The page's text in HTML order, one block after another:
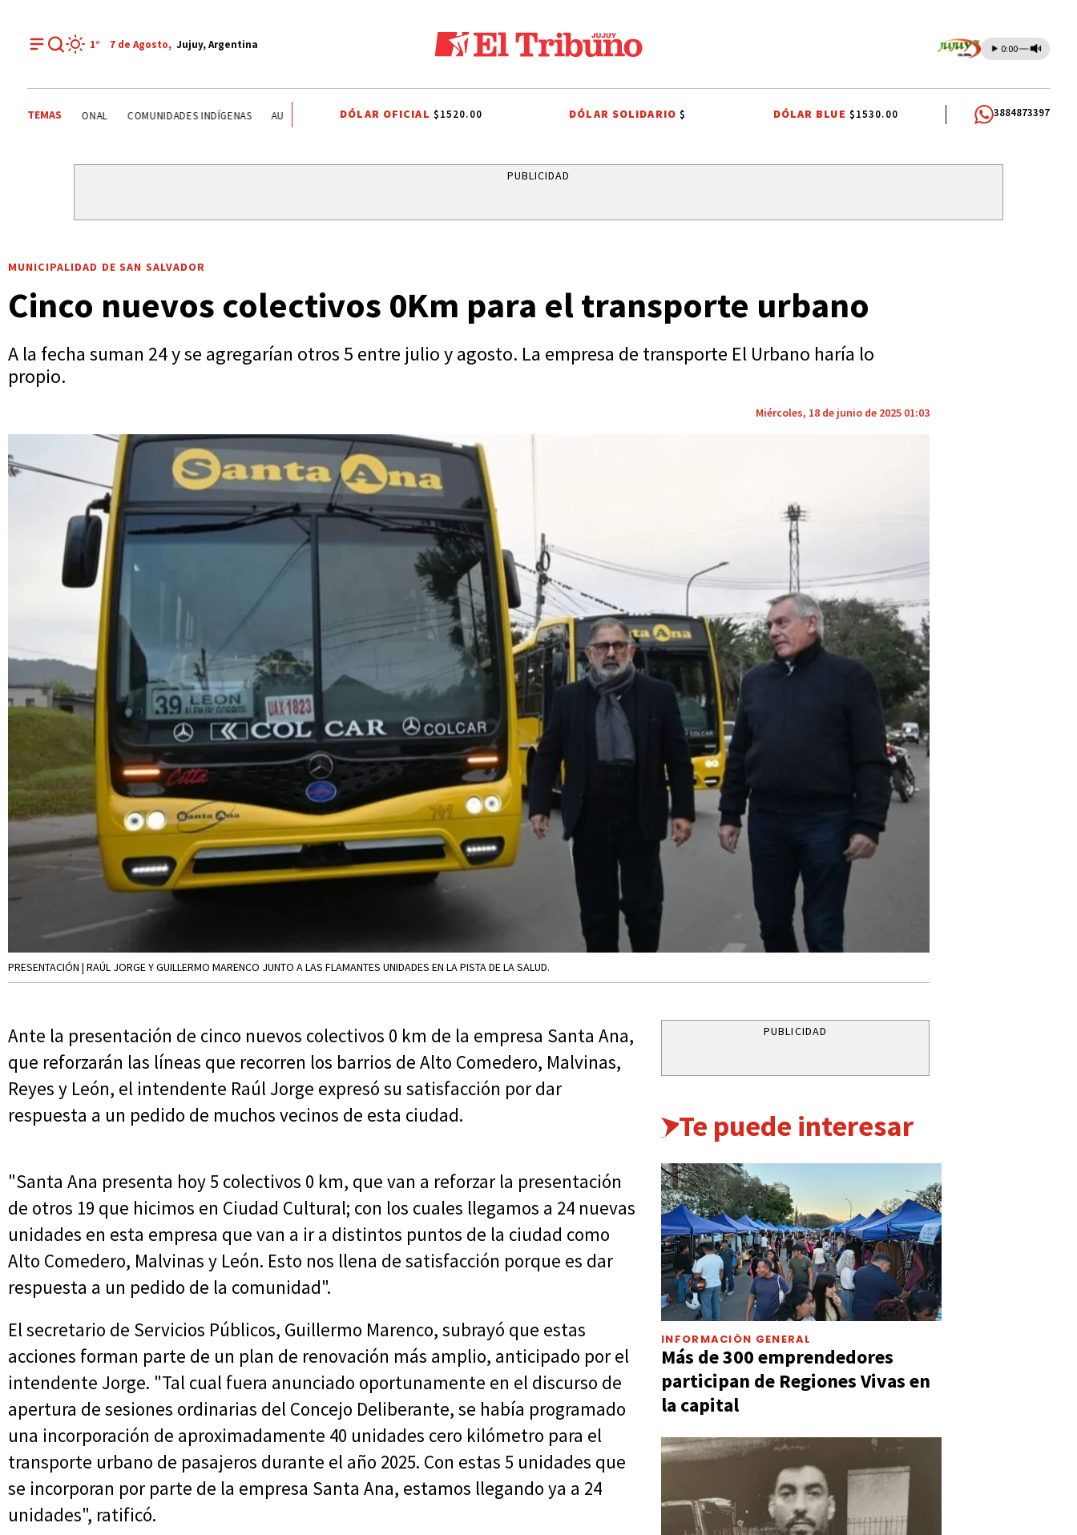
1° 7 de Agosto, Jujuy, Argentina 0:00
TEMAS ROBO MILLONARIO CRIMEN PRIMERA NACIONAL COMUNIDADES INDÍGENAS SENADO DE LA NACIÓN PALMA SOLA SANTA CLARA EL FUERTE
DÓLAR OFICIAL $1520.00 DÓLAR SOLIDARIO$ DÓLAR BLUE $1530.00 3884873397
PUBLICIDAD
MUNICIPALIDAD DE SAN SALVADOR
Cinco nuevos colectivos 0Km para el transporte urbano
A la fecha suman 24 y se agregarían otros 5 entre julio y agosto. La empresa de transporte El Urbano haría lo
propio.
Miércoles, 18 de junio de 2025 01:03
PRESENTACIÓN | RAÚL JORGE Y GUILLERMO MARENCO JUNTO A LAS FLAMANTES UNIDADES EN LA PISTA DE LA SALUD.
Ante la presentación de cinco nuevos colectivos 0 km de la empresa Santa Ana,
que reforzarán las líneas que recorren los barrios de Alto Comedero, Malvinas,
Reyes y León, el intendente Raúl Jorge expresó su satisfacción por dar
respuesta a un pedido de muchos vecinos de esta ciudad.
"Santa Ana presenta hoy 5 colectivos 0 km, que van a reforzar la presentación
de otros 19 que hicimos en Ciudad Cultural; con los cuales llegamos a 24 nuevas
unidades en esta empresa que van a ir a distintos puntos de la ciudad como
Alto Comedero, Malvinas y León. Esto nos llena de satisfacción porque es dar
respuesta a un pedido de la comunidad".
El secretario de Servicios Públicos, Guillermo Marenco, subrayó que estas
acciones forman parte de un plan de renovación más amplio, anticipado por el
intendente Jorge. "Tal cual fuera anunciado oportunamente en el discurso de
apertura de sesiones ordinarias del Concejo Deliberante, se había programado
una incorporación de aproximadamente 40 unidades cero kilómetro para el
transporte urbano de pasajeros durante el año 2025. Con estas 5 unidades que
se incorporan por parte de la empresa Santa Ana, estamos llegando ya a 24
unidades", ratificó.
PUBLICIDAD
Te puede interesar
INFORMACIÓN GENERAL
Más de 300 emprendedores
participan de Regiones Vivas en
la capital